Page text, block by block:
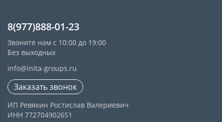
8(977)888-01-23
Звоните нам с 10:00 до 19:00
Без выходных
info@inita-groups.ru
Заказать звонок
ИП Ревякин Ростислав Валериевич
ИНН 772704902651